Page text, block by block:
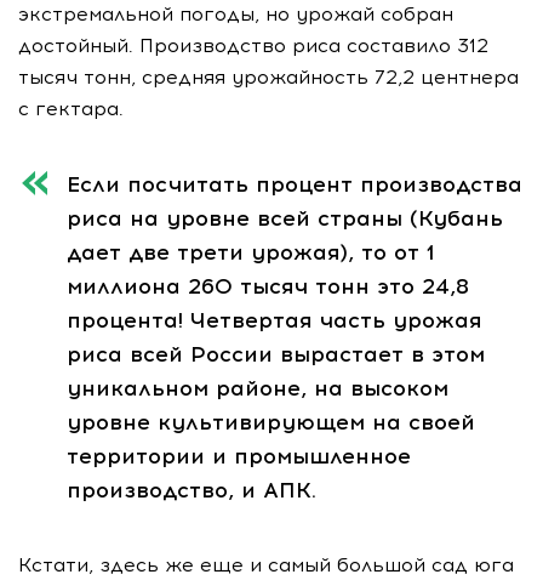
экстремальной погоды, но урожай собран
достойный. Производство риса составило 312
тысяч тонн, средняя урожайность 72,2 центнера
с гектара.
Если посчитать процент производства
риса на уровне всей страны (Кубань
дает две трети урожая), то от 1
миллиона 260 тысяч тонн это 24,8
процента! Четвертая часть урожая
риса всей России вырастает в этом
уникальном районе, на высоком
уровне культивирующем на своей
территории и промышленное
производство, и АПК.
Кстати, здесь же еще и самый большой сад юга